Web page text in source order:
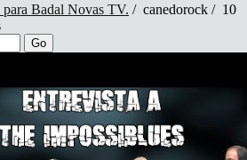
Badal Novas TV. / canedorock / 10
Go